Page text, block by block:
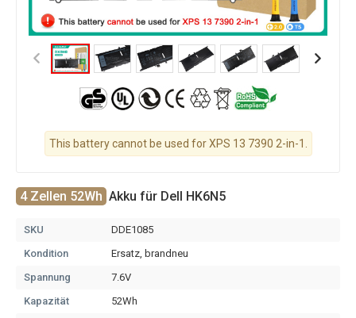
This battery cannot be used for XPS 13 7390 2-in-1.
4 Zellen 52Wh Akku für Dell HK6N5
SKU
DDE1085
Kondition
Ersatz, brandneu
Spannung
7.6V
Kapazität
52Wh